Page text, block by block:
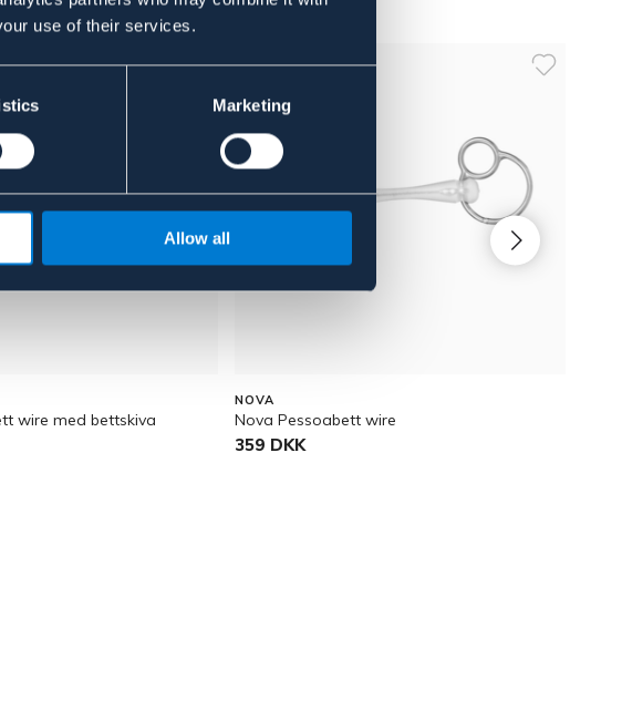
use of their services.
Marketing
Allow all
wire med bettskiva
NOVA
Nova Pessoabett wire
359 DKK